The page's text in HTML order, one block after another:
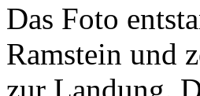
Das Foto
Ramstein und
zur Landung.